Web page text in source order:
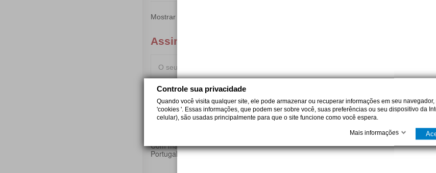
Mostrar 1-15 de52 produto(s)
Assine a newsletter
Com mais de 30 anos existência, e a 1ª Online em
Portugal
Pagamento
Ref.MB MBWay PayShop ou
Controle sua privacidade
Quando você visita qualquer site, ele pode armazenar ou recuperar informações em seu
'cookies '. Essas informações, que podem ser sobre você, suas preferências ou seu dispositivo da
celular), são usadas principalmente para que o site funcione como você espera.
Mais informações